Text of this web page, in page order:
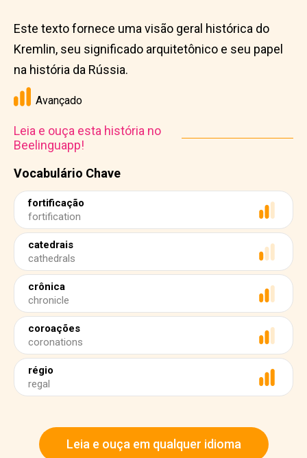
Vocabulário Chave
fortificação
fortification
catedrais
cathedrals
crônica
chronicle
coroações
coronations
régio
regal
Este texto fornece uma visão geral histórica do
Kremlin, seu significado arquitetônico e seu papel
na história da Rússia.
Avançado
Leia e ouça esta história no
Beelinguapp!
Leia e ouça em qualquer idioma